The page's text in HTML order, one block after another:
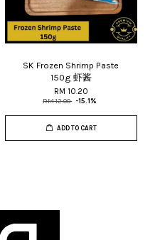
SK Frozen Shrimp Paste
150g 虾酱
RM 10.20
RM 12.00 -15.1%
ADD TO CART